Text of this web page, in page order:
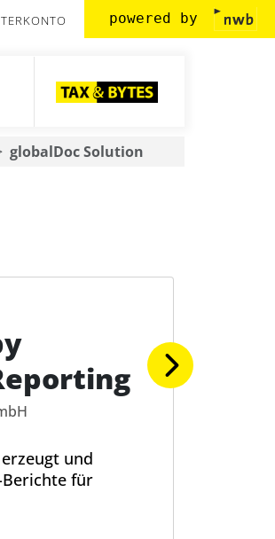
powered by
globalDoc Solution
und
Berichte für